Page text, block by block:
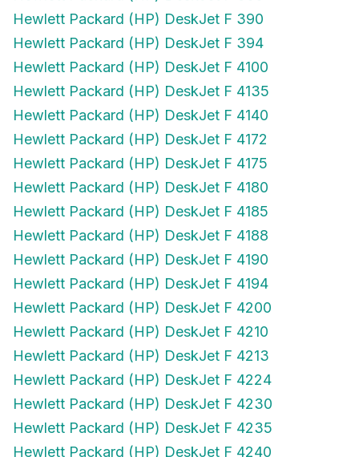
Hewlett Packard (HP) DeskJet F 390
Hewlett Packard (HP) DeskJet F 394
Hewlett Packard (HP) DeskJet F 4100
Hewlett Packard (HP) DeskJet F 4135
Hewlett Packard (HP) DeskJet F 4140
Hewlett Packard (HP) DeskJet F 4172
Hewlett Packard (HP) DeskJet F 4175
Hewlett Packard (HP) DeskJet F 4180
Hewlett Packard (HP) DeskJet F 4185
Hewlett Packard (HP) DeskJet F 4188
Hewlett Packard (HP) DeskJet F 4190
Hewlett Packard (HP) DeskJet F 4194
Hewlett Packard (HP) DeskJet F 4200
Hewlett Packard (HP) DeskJet F 4210
Hewlett Packard (HP) DeskJet F 4213
Hewlett Packard (HP) DeskJet F 4224
Hewlett Packard (HP) DeskJet F 4230
Hewlett Packard (HP) DeskJet F 4235
Hewlett Packard (HP) DeskJet F 4240